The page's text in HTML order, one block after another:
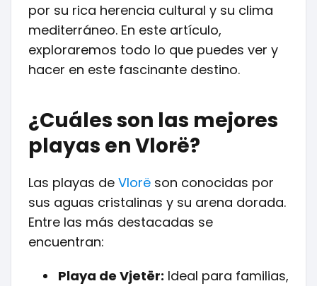
por su rica herencia cultural y su clima
mediterráneo. En este artículo,
exploraremos todo lo que puedes ver y
hacer en este fascinante destino.
¿Cuáles son las mejores
playas en Vlorë?
Las playas de Vlorë son conocidas por
sus aguas cristalinas y su arena dorada.
Entre las más destacadas se
encuentran:
Playa de Vjetër: Ideal para familias,